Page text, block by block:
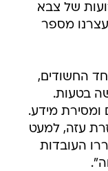
של צבא
עצרנו מספר
החשודים,
בטעות.
ומסירת מידע.
עזה, למעט
העובדות